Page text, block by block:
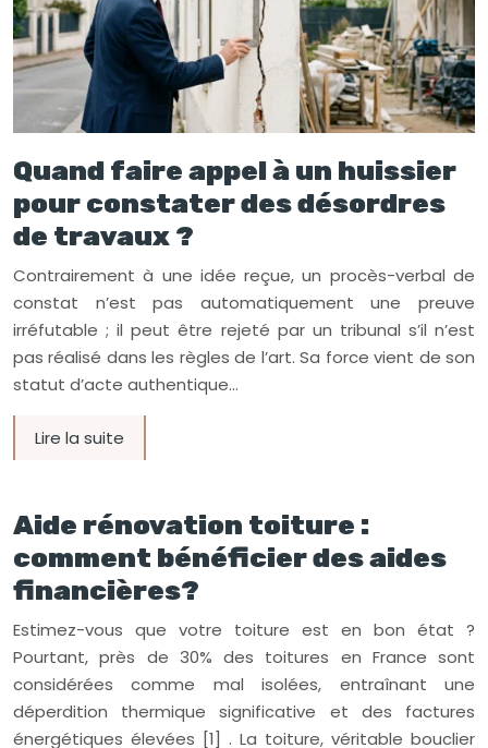
Quand faire appel à un huissier
pour constater des désordres
de travaux ?
Contrairement à une idée reçue, un procès-verbal de
constat n’est pas automatiquement une preuve
irréfutable ; il peut être rejeté par un tribunal s’il n’est
pas réalisé dans les règles de l’art. Sa force vient de son
statut d’acte authentique…
Lire la suite
Aide rénovation toiture :
comment bénéficier des aides
financières?
Estimez-vous que votre toiture est en bon état ?
Pourtant, près de 30% des toitures en France sont
considérées comme mal isolées, entraînant une
déperdition thermique significative et des factures
énergétiques élevées [1] . La toiture, véritable bouclier